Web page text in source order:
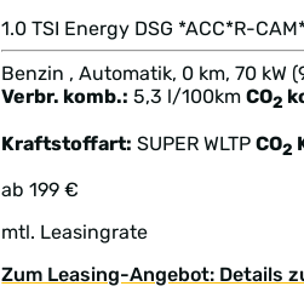
1.0 TSI Energy DSG *ACC*R-
Benzin , Automatik, 0 km, 70 kW
Verbr. komb.: 5,3 l/100km CO2
Kraftstoffart: SUPER WLTPCO2
ab 199 €
mtl. Leasingrate
Zum Leasing-Angebot: Details